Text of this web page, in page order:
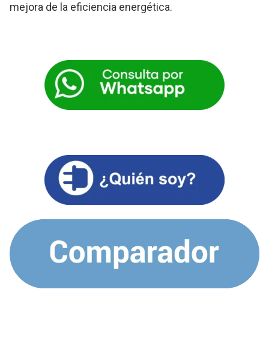
mejora de la eficiencia energética.